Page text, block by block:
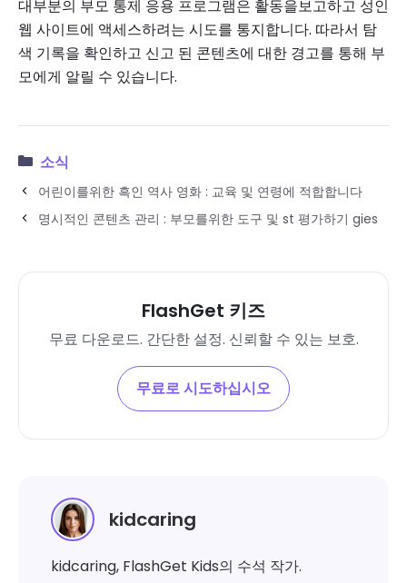
대부분의 부모 통제 응용 프로그램은 활동을보고하고 성인
웹 사이트에 액세스하려는 시도를 통지합니다. 따라서 탐
색 기록을 확인하고 신고 된 콘텐츠에 대한 경고를 통해 부
모에게 알릴 수 있습니다.
소식
어린이를위한 흑인 역사 영화 : 교육 및 연령에 적합합니다
명시적인 콘텐츠 관리 : 부모를위한 도구 및 st 평가하기 gies
FlashGet 키즈
무료 다운로드. 간단한 설정. 신뢰할 수 있는 보호.
무료로 시도하십시오
kidcaring
kidcaring, FlashGet Kids의 수석 작가.